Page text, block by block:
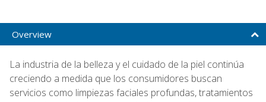
Overview
La industria de la belleza y el cuidado de la piel continúa
creciendo a medida que los consumidores buscan
servicios como limpiezas faciales profundas, tratamientos